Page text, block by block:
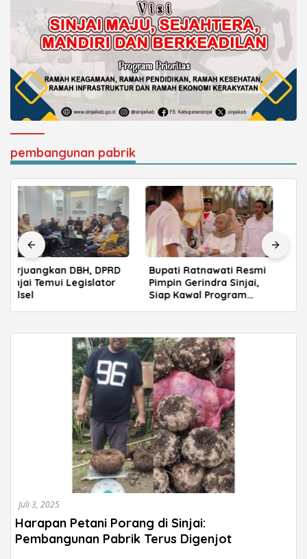
pembangunan pabrik
Bupati Ratnawati Resmi
Pimpin Gerindra Sinjai,
Siap Kawal Program
Tingkatkan Kualitas
Layanan, BRI Gelar
Apresiasi Nasabah
Juli 3, 2025
Harapan Petani Porang di Sinjai:
Pembangunan Pabrik Terus Digenjot